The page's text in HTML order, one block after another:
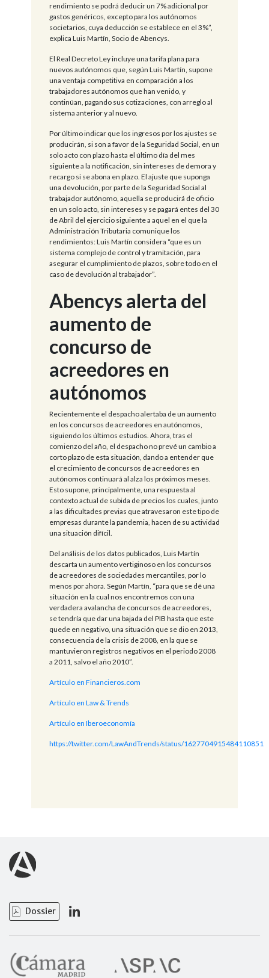
rendimiento se podrá deducir un 7% adicional por
gastos genéricos, excepto para los autónomos
societarios, cuya deducción se establece en el 3%”,
explica Luis Martín, Socio de Abencys.
El Real Decreto Ley incluye una tarifa plana para
nuevos autónomos que, según Luis Martín, supone
una ventaja competitiva en comparación a los
trabajadores autónomos que han venido, y
continúan, pagando sus cotizaciones, con arreglo al
sistema anterior y al nuevo.
Por último indicar que los ingresos por los ajustes se
producirán, si son a favor de la Seguridad Social, en un
solo acto con plazo hasta el último día del mes
siguiente a la notificación, sin intereses de demora y
recargo si se abona en plazo. El ajuste que suponga
una devolución, por parte de la Seguridad Social al
trabajador autónomo, aquella se producirá de oficio
en un solo acto, sin intereses y se pagará entes del 30
de Abril del ejercicio siguiente a aquel en el que la
Administración Tributaria comunique los
rendimientos: Luis Martín considera “que es un
sistema complejo de control y tramitación, para
asegurar el cumplimiento de plazos, sobre todo en el
caso de devolución al trabajador”.
Abencys alerta del
aumento de
concurso de
acreedores en
autónomos
Recientemente el despacho alertaba de un aumento
en los concursos de acreedores en autónomos,
siguiendo los últimos estudios. Ahora, tras el
comienzo del año, el despacho no prevé un cambio a
corto plazo de esta situación, dando a entender que
el crecimiento de concursos de acreedores en
autónomos continuará al alza los próximos meses.
Esto supone, principalmente, una respuesta al
contexto actual de subida de precios los cuales, junto
a las dificultades previas que atravesaron este tipo de
empresas durante la pandemia, hacen de su actividad
una situación difícil.
Del análisis de los datos publicados, Luis Martín
descarta un aumento vertiginoso en los concursos
de acreedores de sociedades mercantiles, por lo
menos por ahora. Según Martín, “para que se dé una
situación en la cual nos encontremos con una
verdadera avalancha de concursos de acreedores,
se tendría que dar una bajada del PIB hasta que este
quede en negativo, una situación que se dio en 2013,
consecuencia de la crisis de 2008, en la que se
mantuvieron registros negativos en el periodo 2008
a 2011, salvo el año 2010”.
Artículo en Financieros.com
Artículo en Law & Trends
Artículo en Iberoeconomía
https://twitter.com/LawAndTrends/status/1627704915484110851
Dossier